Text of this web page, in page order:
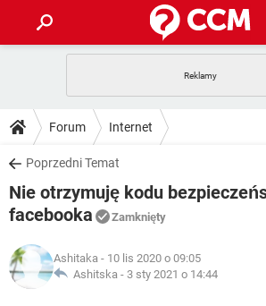
GRY
SPOTIFY
INSTAGRAM
WINDOWS 10
PORADY
PlayStation
SPOTIFY
WINDOWS 10
DO POBRANIA
ANDROID TIKTOK
GRY
IOS
INSTAGRAM
FORUM
GRY WHATSAPP
ARTYKUŁY
COVID-19
Forum Internet
Poprzedni Temat
Nie otrzymuję kodu
facebooka
Zamknięty
Ashitaka - 10 lis 2020 o 09:05
Ashitska - 3 sty 2021 o 14:44